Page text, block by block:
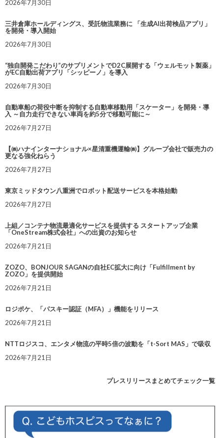
2026年7月30日
三井倉庫ホールディングス、受託物流業務に 「生成AI出荷検品アプリ」
を開発・導入開始
2026年7月30日
“独自開発こだわり”のサプリメントでD2C展開する「ウェルモット製薬」
がEC自動出荷アプリ「シッピーノ」を導入
2026年7月30日
自動車船の荷役中断を抑制する自動車移動用「スケーター」を開発・導
入 ～自力走行できない車両を約5分で移動可能に～
2026年7月27日
【㈱ハナインターナショナル×星清重機運輸㈱】グループ会社で販売力の
更なる強化ねらう
2026年7月27日
東京ミッドタウン八重洲でロボット配送サービスを本格始動
2026年7月27日
上組／コンテナ物流最適化サービスを提供する スタートアップ企業
「OneStream株式会社」への出資のお知らせ
2026年7月21日
ZOZO、BONJOUR SAGANの自社EC拡大に向け「Fulfillment by
ZOZO」を提供開始
2026年7月21日
ロジポケ、「パスキー認証（MFA）」機能をリリース
2026年7月21日
NTTロジスコ、エンタメ物流の平時5倍の波動を「t-Sort MAS」で吸収
2026年7月21日
プレスリリースまとめてチェック一覧